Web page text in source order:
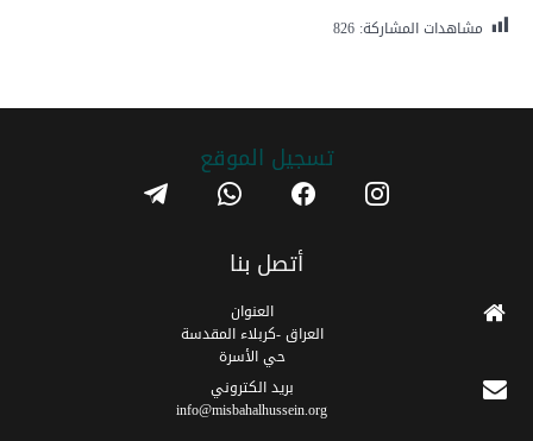
مشاهدات المشاركة: 826
تسجیل الموقع instagram
facebook
whatsapp
telegram
أتصل بنا
العنوان
العراق -كربلاء المقدسة
حي الأسرة
برید الکتروني
info@misbahalhussein.org